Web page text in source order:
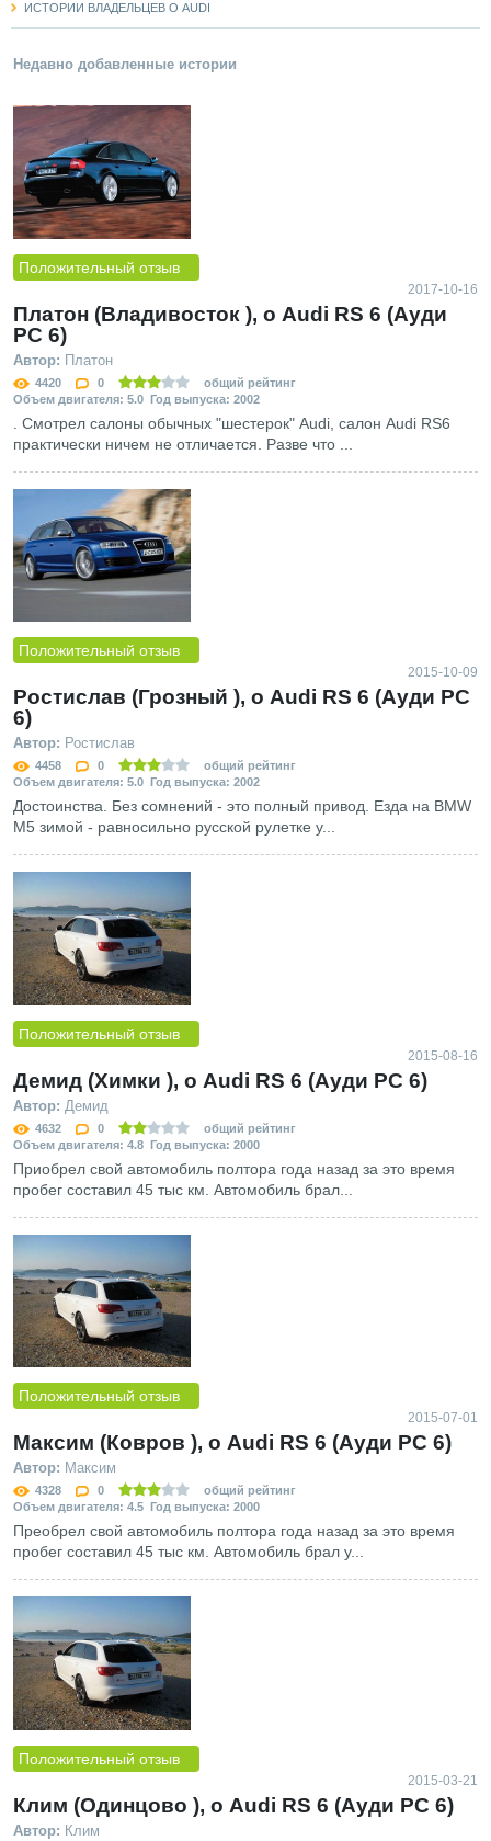
ИСТОРИИ ВЛАДЕЛЬЦЕВ О AUDI
Недавно добавленные истории
Положительный отзыв
2017-10-16
Платон (Владивосток ), о Audi RS 6 (Ауди
РС 6)
Автор: Платон
4420 0
общий рейтинг
Объем двигателя: 5.0 Год выпуска: 2002
. Смотрел салоны обычных "шестерок" Audi, салон Audi RS6
практически ничем не отличается. Разве что ...
Положительный отзыв
2015-10-09
Ростислав (Грозный ), о Audi RS 6 (Ауди РС
6)
Автор: Ростислав
4458 0
общий рейтинг
Объем двигателя: 5.0 Год выпуска: 2002
Достоинства. Без сомнений - это полный привод. Езда на BMW
М5 зимой - равносильно русской рулетке у...
Положительный отзыв
2015-08-16
Демид (Химки ), о Audi RS 6 (Ауди РС 6)
Автор: Демид
4632 0
общий рейтинг
Объем двигателя: 4.8 Год выпуска: 2000
Приобрел свой автомобиль полтора года назад за это время
пробег составил 45 тыс км. Автомобиль брал...
Положительный отзыв
2015-07-01
Максим (Ковров ), о Audi RS 6 (Ауди РС 6)
Автор: Максим
4328 0
общий рейтинг
Объем двигателя: 4.5 Год выпуска: 2000
Преобрел свой автомобиль полтора года назад за это время
пробег составил 45 тыс км. Автомобиль брал у...
Положительный отзыв
2015-03-21
Клим (Одинцово ), о Audi RS 6 (Ауди РС 6)
Автор: Клим